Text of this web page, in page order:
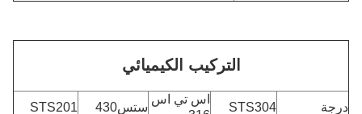
التركيب الكيميائي
درجة STS304
اس تي اس
ستس430
STS201